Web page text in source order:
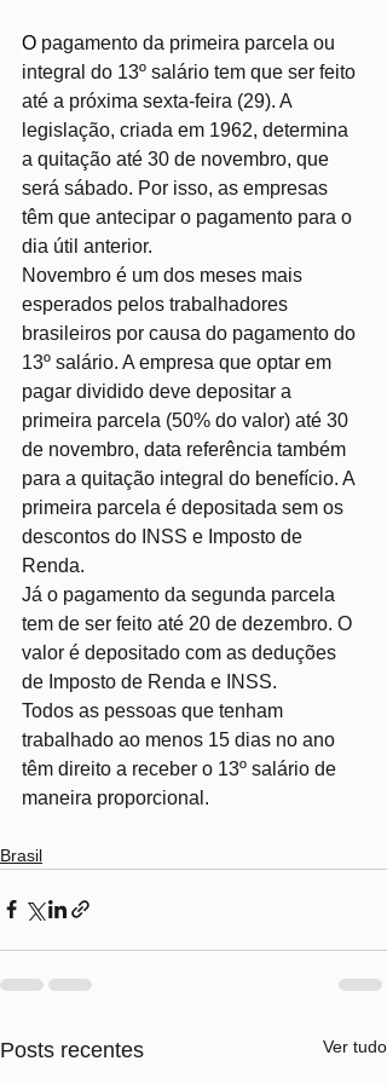
O pagamento da primeira parcela ou
integral do 13º salário tem que ser feito
até a próxima sexta-feira (29). A
legislação, criada em 1962, determina
a quitação até 30 de novembro, que
será sábado. Por isso, as empresas
têm que antecipar o pagamento para o
dia útil anterior.
Novembro é um dos meses mais
esperados pelos trabalhadores
brasileiros por causa do pagamento do
13º salário. A empresa que optar em
pagar dividido deve depositar a
primeira parcela (50% do valor) até 30
de novembro, data referência também
para a quitação integral do benefício. A
primeira parcela é depositada sem os
descontos do INSS e Imposto de
Renda.
Já o pagamento da segunda parcela
tem de ser feito até 20 de dezembro. O
valor é depositado com as deduções
de Imposto de Renda e INSS.
Todos as pessoas que tenham
trabalhado ao menos 15 dias no ano
têm direito a receber o 13º salário de
maneira proporcional.
Brasil
Posts recentes Ver tudo